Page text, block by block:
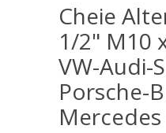
Cheie
1/2" M10
VW-Audi-
Porsche-
Mercedes